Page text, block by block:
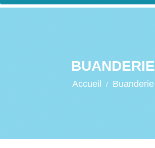
BUANDERIE
Accueil Buanderie